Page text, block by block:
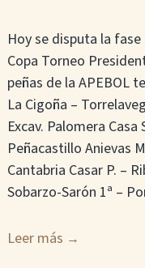
Hoy se disputa la
Copa Torneo
peñas de la APEBOL
La Cigoña –
Excav. Palomera
Peñacastillo Anievas
Cantabria Casar P. –
Sobarzo-Sarón 1ª –
Leer más